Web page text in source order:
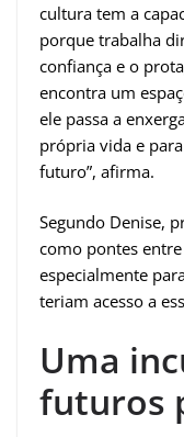
cultura tem a
porque trabalha
confiança e o
encontra um
ele passa a
própria vida e
futuro”, afirma.
Segundo Denise,
como pontes
especialmente
teriam acesso a
Uma
futuros